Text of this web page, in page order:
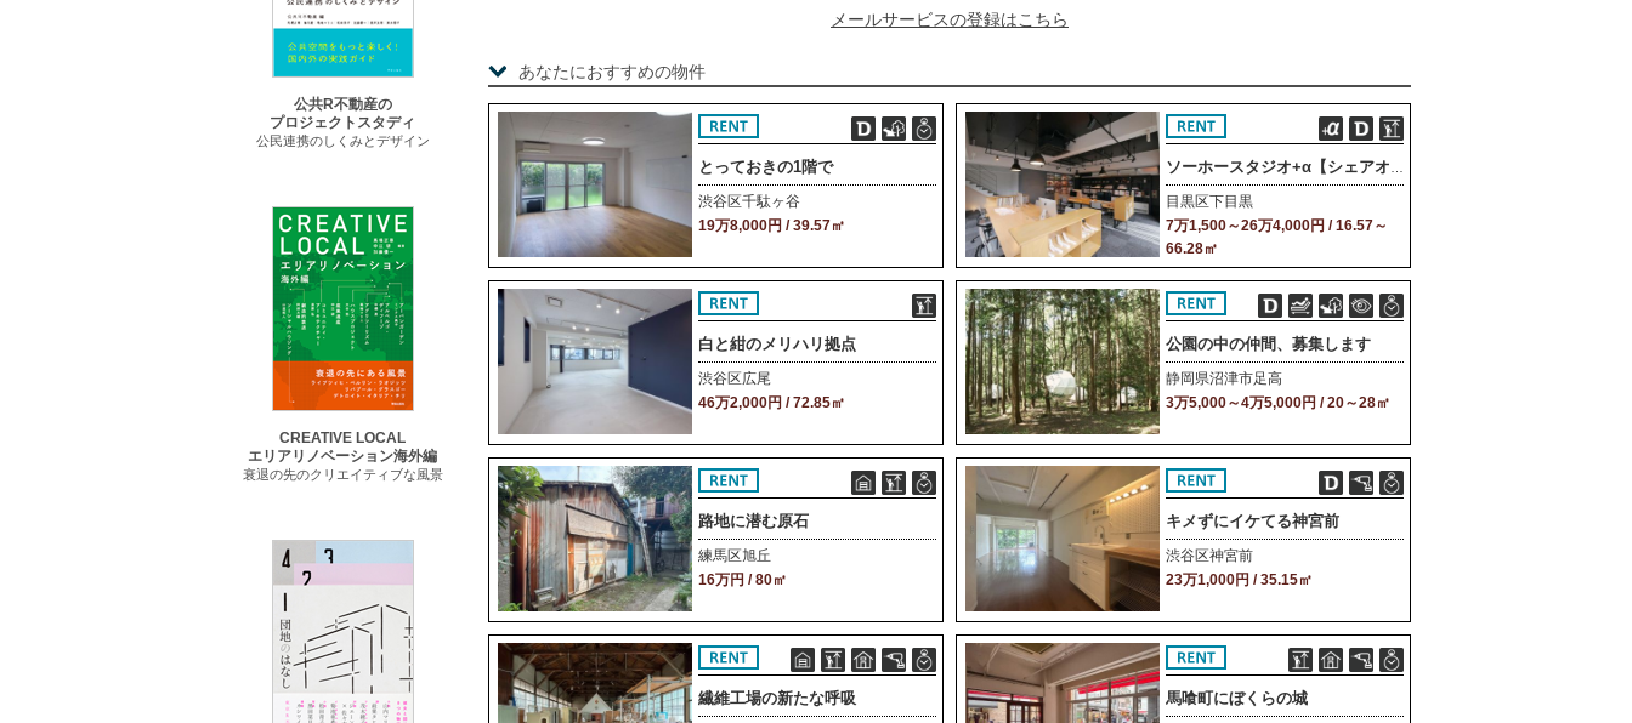
メールサービスの登録はこちら
あなたにおすすめの物件
とっておきの1階で
渋谷区千駄ヶ谷
19万8,000円 / 39.57㎡
目黒区下目黒
7万1,500～26万4,000円 / 16.57～
66.28㎡
白と紺のメリハリ拠点
渋谷区広尾
46万2,000円 / 72.85㎡
公園の中の仲間、募集します
静岡県沼津市足高
3万5,000～4万5,000円 / 20～28㎡
路地に潜む原石
練馬区旭丘
16万円 / 80㎡
キメずにイケてる神宮前
渋谷区神宮前
23万1,000円 / 35.15㎡
繊維工場の新たな呼吸 馬喰町にぼくらの城
公共R不動産の
プロジェクトスタディ
公民連携のしくみとデザイン
CREATIVE LOCAL
エリアリノベーション海外編
衰退の先のクリエイティブな風景